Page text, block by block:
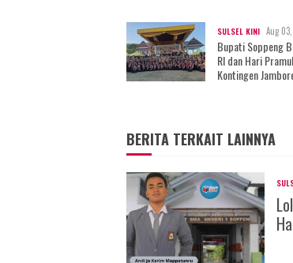
SULSEL KINI Aug
Bupati Soppeng
RI dan Hari
Kontingen
BERITA TERKAIT LAINNYA